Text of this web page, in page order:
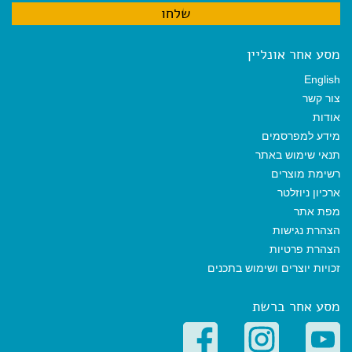
מסע אחר אונליין
English
צור קשר
אודות
מידע למפרסמים
תנאי שימוש באתר
רשימת מוצרים
ארכיון ניוזלטר
מפת אתר
הצהרת נגישות
הצהרת פרטיות
זכויות יוצרים ושימוש בתכנים
מסע אחר ברשת